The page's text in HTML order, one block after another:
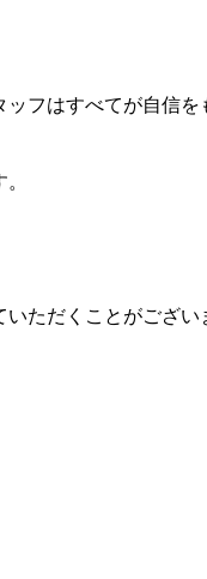
ッフはすべてが自信を
ただくことがござい